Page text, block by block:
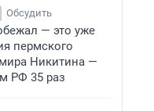
Обсудить
— это уже
пермского
Никитина —
РФ 35 раз